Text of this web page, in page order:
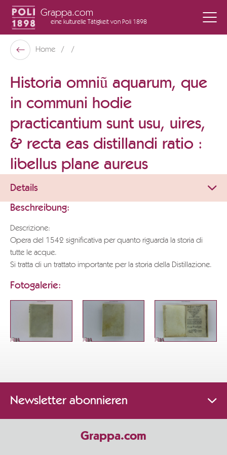
Grappa.com
eine kulturelle Tätigkeit von Poli 1898
Poli Museo Della Grappa
Zurück
Home
Historia omniũ aquarum, que
in communi hodie
practicantium sunt usu, uires,
& recta eas distillandi ratio :
libellus plane aureus
Details
Beschreibung:
Descrizione:
Opera del 1542 significativa per quanto riguarda la storia di
tutte le acque.
Si tratta di un trattato importante per la storia della Distillazione.
Fotogalerie:
Newsletter abonnieren
Grappa.com